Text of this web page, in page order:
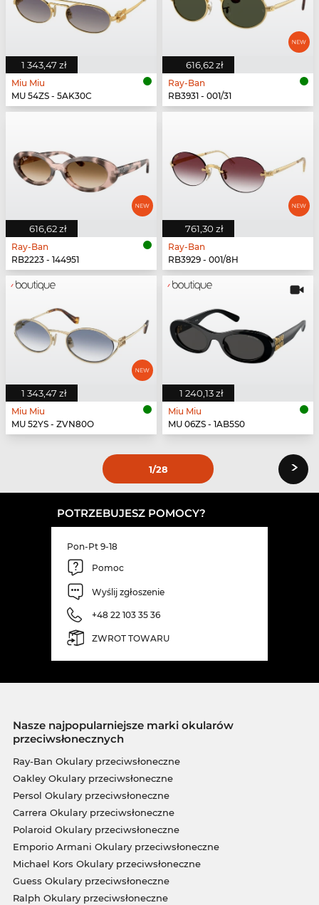
1 343,47 zł
Miu Miu
MU 54ZS - 5AK30C
616,62 zł
Ray-Ban
RB3931 - 001/31
616,62 zł
Ray-Ban
RB2223 - 144951
761,30 zł
Ray-Ban
RB3929 - 001/8H
1 343,47 zł
Miu Miu
MU 52YS - ZVN80O
1 240,13 zł
Miu Miu
MU 06ZS - 1AB5S0
1/28 ›
POTRZEBUJESZ POMOCY?
Pon-Pt 9-18
Pomoc
Wyślij zgłoszenie
+48 22 103 35 36
ZWROT TOWARU
Nasze najpopularniejsze marki okularów
przeciwsłonecznych
Ray-Ban Okulary przeciwsłoneczne
Oakley Okulary przeciwsłoneczne
Persol Okulary przeciwsłoneczne
Carrera Okulary przeciwsłoneczne
Polaroid Okulary przeciwsłoneczne
Emporio Armani Okulary przeciwsłoneczne
Michael Kors Okulary przeciwsłoneczne
Guess Okulary przeciwsłoneczne
Ralph Okulary przeciwsłoneczne